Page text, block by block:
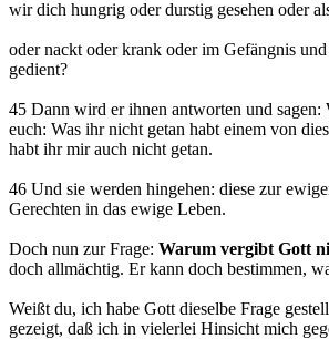
wir dich hungrig oder durstig gesehen oder
oder nackt oder krank oder im Gefängnis
gedient?
45 Dann wird er ihnen antworten und sagen:
euch: Was ihr nicht getan habt einem von
habt ihr mir auch nicht getan.
46 Und sie werden hingehen: diese zur
Gerechten in das ewige Leben.
Doch nun zur Frage: Warum vergibt Gott
doch allmächtig. Er kann doch bestimmen,
Weißt du, ich habe Gott dieselbe Frage
gezeigt, daß ich in vielerlei Hinsicht mich